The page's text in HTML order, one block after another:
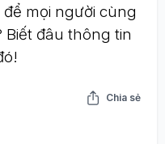
mọi người cùng
Biết đâu thông tin
Chia sẻ